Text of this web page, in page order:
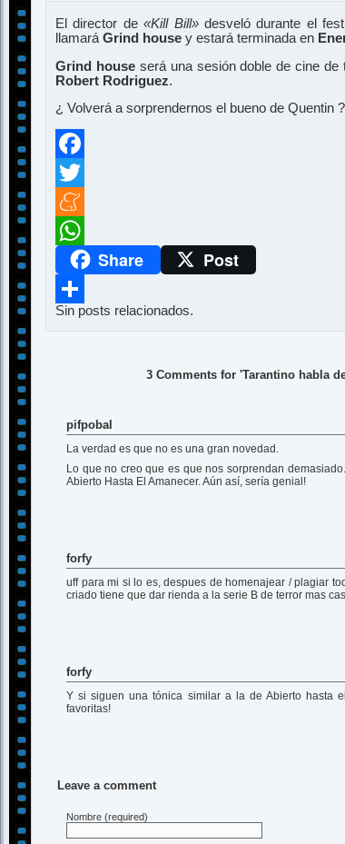
El director de«Kill Bill»desveló durante el
llamará Grind house y estará terminada en
Grind houseserá una sesión doble de cine de
Robert Rodriguez.
¿ Volverá a sorprendernos el bueno de Quentin ?
Facebook
Twitter
Meneame
WhatsAppShare Post
Compartir
Sin posts relacionados.
3 Comments for 'Tarantino habla
pifpobal
La verdad es que no es una gran novedad.
Lo que no creo que es que nos sorprendan
Abierto Hasta El Amanecer. Aún así, sería genial!
forfy
uff para mi si lo es, despues de homenajear / plagiar
criado tiene que dar rienda a la serie B de terror mas
forfy
Y si siguen una tónica similar a la de Abierto hasta
favoritas!
Leave a comment
Nombre (required)